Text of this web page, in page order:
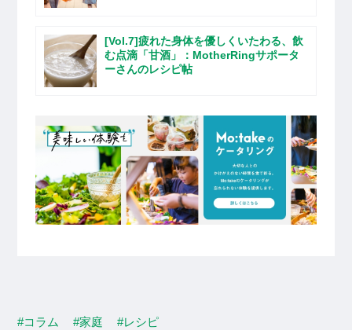
[Vol.7]疲れた身体を優しくいたわる、飲
む点滴「甘酒」：MotherRingサポータ
ーさんのレシピ帖
#コラム #家庭 #レシピ